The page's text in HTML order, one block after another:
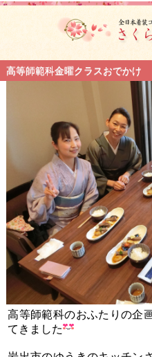
高等師範科金曜クラスおでかけ
高等師範科のおふたりの企
てきました